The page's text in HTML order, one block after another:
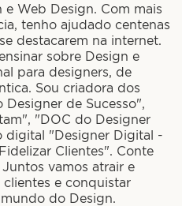
e Web Design. Com mais
tenho ajudado centenas
destacarem na internet.
sobre Design e
para designers, de
Sou criadora dos
de Sucesso",
"DOC do Designer
digital "Designer Digital -
Clientes". Conte
vamos atrair e
e conquistar
do Design.